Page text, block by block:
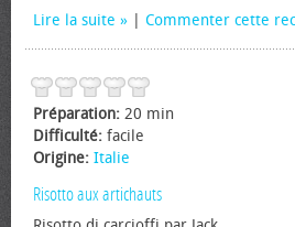
Lire la suite Commenter cette
Préparation: 20 min
Difficulté: facile
Origine: Italie
Risotto aux artichauts